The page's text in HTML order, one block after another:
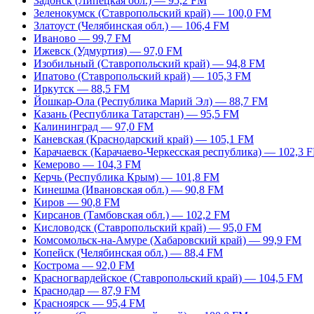
Зеленокумск (Ставропольский край) — 100,0 FM
Златоуст (Челябинская обл.) — 106,4 FM
Иваново — 99,7 FM
Ижевск (Удмуртия) — 97,0 FM
Изобильный (Ставропольский край) — 94,8 FM
Ипатово (Ставропольский край) — 105,3 FM
Иркутск — 88,5 FM
Йошкар-Ола (Республика Марий Эл) — 88,7 FM
Казань (Республика Татарстан) — 95,5 FM
Калининград — 97,0 FM
Каневская (Краснодарский край) — 105,1 FM
Карачаевск (Карачаево-Черкесская республика) — 102,3
Кемерово — 104,3 FM
Керчь (Республика Крым) — 101,8 FM
Кинешма (Ивановская обл.) — 90,8 FM
Киров — 90,8 FM
Кирсанов (Тамбовская обл.) — 102,2 FM
Кисловодск (Ставропольский край) — 95,0 FM
Комсомольск-на-Амуре (Хабаровский край) — 99,9 FM
Копейск (Челябинская обл.) — 88,4 FM
Кострома — 92,0 FM
Красногвардейское (Ставропольский край) — 104,5 FM
Краснодар — 87,9 FM
Красноярск — 95,4 FM